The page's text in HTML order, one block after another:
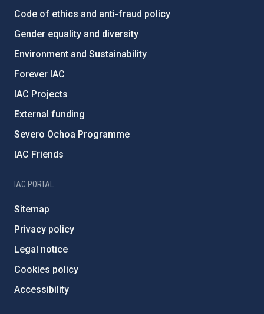
Code of ethics and anti-fraud policy
Gender equality and diversity
Environment and Sustainability
Forever IAC
IAC Projects
External funding
Severo Ochoa Programme
IAC Friends
IAC PORTAL
Sitemap
Privacy policy
Legal notice
Cookies policy
Accessibility